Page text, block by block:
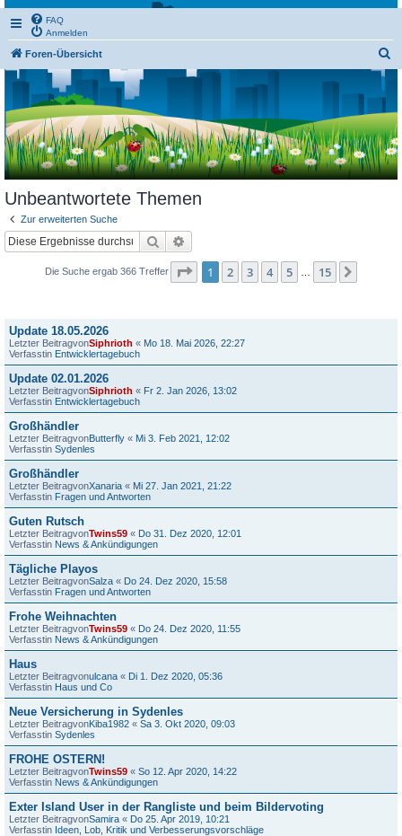
FAQ
Anmelden
Foren-Übersicht
h
e
Unbeantwortete Themen
Zur erweiterten Suche
Suche
Die Suche ergab 366 Treffer Seite 1von 15
1 2 3 4 5 15
Update 18.05.2026
Letzter BeitragvonSiphrioth « Mo 18. Mai 2026, 22:27
Verfasstin Entwicklertagebuch
Update 02.01.2026
Letzter BeitragvonSiphrioth « Fr 2. Jan 2026, 13:02
Verfasstin Entwicklertagebuch
Großhändler
Letzter BeitragvonButterfly « Mi 3. Feb 2021, 12:02
Verfasstin Sydenles
Großhändler
Letzter BeitragvonXanaria « Mi 27. Jan 2021, 21:22
Verfasstin Fragen und Antworten
Guten Rutsch
Letzter BeitragvonTwins59 « Do 31. Dez 2020, 12:01
Verfasstin News & Ankündigungen
Tägliche Playos
Letzter BeitragvonSalza « Do 24. Dez 2020, 15:58
Verfasstin Fragen und Antworten
Frohe Weihnachten
Letzter BeitragvonTwins59 « Do 24. Dez 2020, 11:55
Verfasstin News & Ankündigungen
Haus
Letzter Beitragvonulcana « Di 1. Dez 2020, 05:36
Verfasstin Haus und Co
Neue Versicherung in Sydenles
Letzter BeitragvonKiba1982 « Sa 3. Okt 2020, 09:03
Verfasstin Sydenles
FROHE OSTERN!
Letzter BeitragvonTwins59 « So 12. Apr 2020, 14:22
Verfasstin News & Ankündigungen
Exter Island User in der Rangliste und beim Bildervoting
Letzter BeitragvonSamira « Do 25. Apr 2019, 10:21
Verfasstin Ideen, Lob, Kritik und Verbesserungsvorschläge